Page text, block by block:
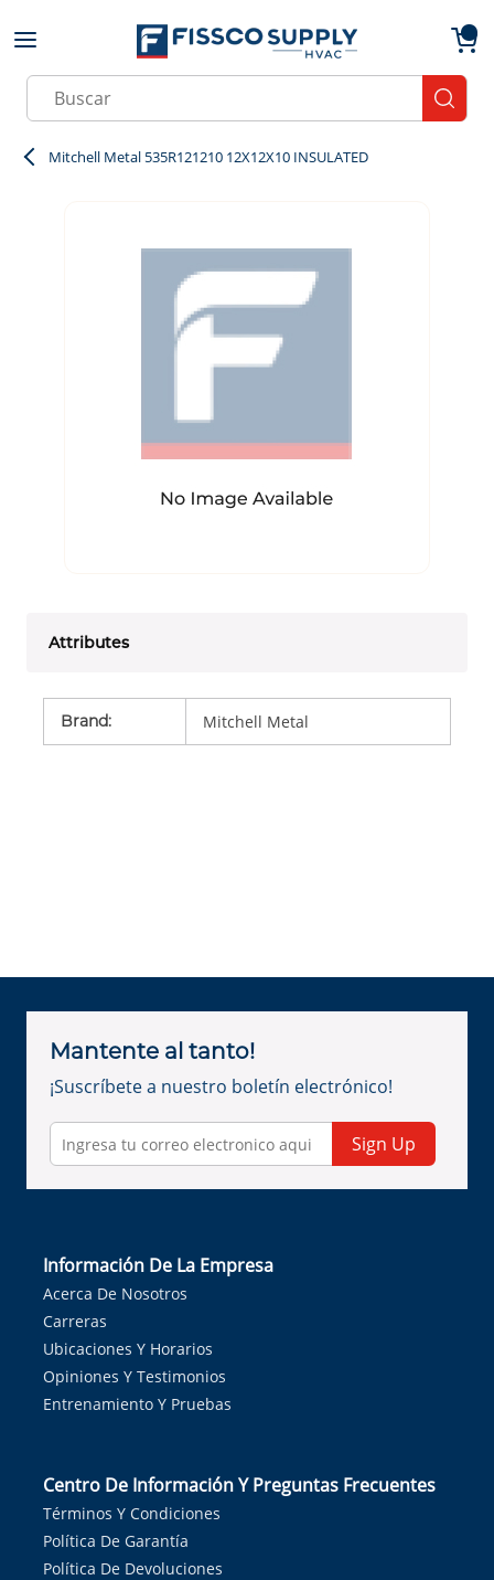
Skip to main content
Site Search
Mitchell Metal 535R121210 12X12X10 INSULATED
Attributes
Brand: Mitchell Metal
Mantente al tanto!
¡Suscríbete a nuestro boletín electrónico!
Sign Up
Información De La Empresa
Acerca De Nosotros
Carreras
Ubicaciones Y Horarios
Opiniones Y Testimonios
Entrenamiento Y Pruebas
Centro De Información Y Preguntas Frecuentes
Términos Y Condiciones
Política De Garantía
Política De Devoluciones